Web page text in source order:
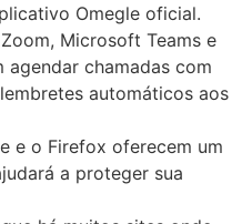
Omegle oficial.
Microsoft Teams e
agendar chamadas com
automáticos aos
e o Firefox oferecem um
a proteger sua